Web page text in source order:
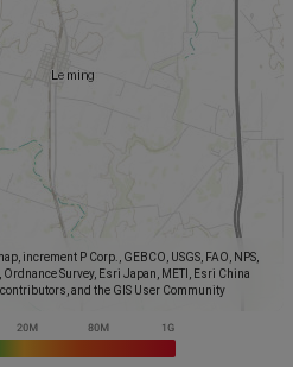
increment P Corp., GEBCO, USGS, FAO, NPS,
Survey, Esri Japan, METI, Esri China
and the GIS User Community